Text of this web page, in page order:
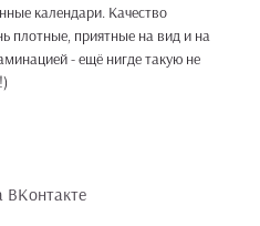
календари. Качество
плотные, приятные на вид и на
- ещё нигде такую не